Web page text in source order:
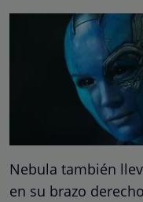
Nebula también
en su brazo